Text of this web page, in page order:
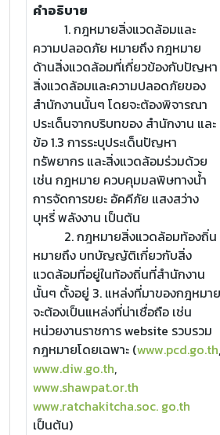
คำอธิบาย
1. กฎหมายสิ่งแวดล้อมและ
ความปลอดภัย หมายถึง กฎหมาย
ด้านสิ่งแวดล้อมที่เกี่ยวข้องกับปัญหา
สิ่งแวดล้อมและความปลอดภัยของ
สำนักงานนั้นๆ โดยจะต้องพิจารณา
ประเด็นจากบริบทของ สำนักงาน และ
ข้อ 1.3 การระบุประเด็นปัญหา
ทรัพยากร และสิ่งแวดล้อมร่วมด้วย
เช่น กฎหมาย ควบคุมมลพิษทางน้ำ
การจัดการขยะ อัคคีภัย แสงสว่าง
บุหรี่ พลังงาน เป็นต้น
2. กฎหมายสิ่งแวดล้อมท้องถิ่น
หมายถึง บทบัญญัติเกี่ยวกับสิ่ง
แวดล้อมที่อยู่ในท้องถิ่นที่สำนักงาน
นั้นๆ ตั้งอยู่ 3. แหล่งที่มาของกฎหมาย
จะต้องเป็นแหล่งที่น่าเชื่อถือ เช่น
หน่วยงานราชการ website รวบรวม
กฎหมายโดยเฉพาะ (www.pcd.go.th,
www.diw.go.th,
www.shawpat.or.th
www.ratchakitcha.soc. go.th
เป็นต้น)